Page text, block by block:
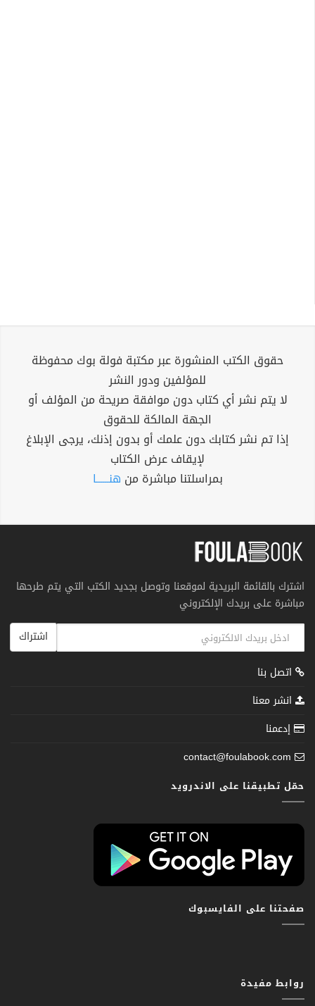
حقوق الكتب المنشورة عبر مكتبة فولة بوك محفوظة
للمؤلفين ودور النشر
لا يتم نشر أي كتاب دون موافقة صريحة من المؤلف أو
الجهة المالكة للحقوق
إذا تم نشر كتابك دون علمك أو بدون إذنك، يرجى الإبلاغ
لإيقاف عرض الكتاب
بمراسلتنا مباشرة من هنــــــا
اشترك بالقائمة البريدية لموقعنا وتوصل بجديد الكتب التي يتم طرحها
مباشرة على بريدك الإلكتروني
اشتراك
اتصل بنا
انشر معنا
إدعمنا
contact@foulabook.com
حمّل تطبيقنا على الاندرويد
صفحتنا على الفايسبوك
روابط مفيدة